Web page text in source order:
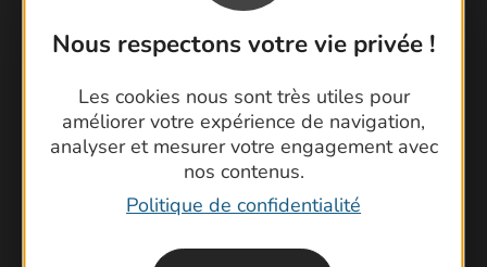
Nous respectons votre vie privée !
Les cookies nous sont très utiles pour
améliorer votre expérience de navigation,
analyser et mesurer votre engagement avec
nos contenus.
Politique de confidentialité
Contactez-nous !
Foire aux questions
Brochures
Cartoguides et Topoguides